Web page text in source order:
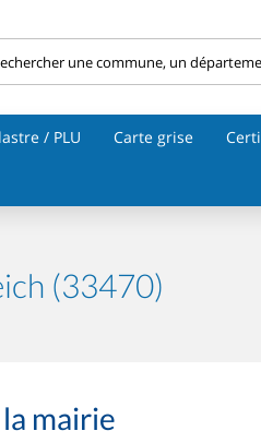
/ PLU Carte grise
(33470)
mairie